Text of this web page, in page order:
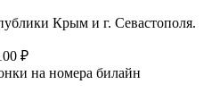
Крым и г. Севастополя.
₽
на номера билайн